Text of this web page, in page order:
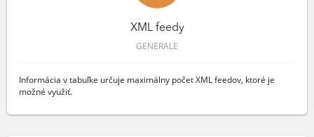
XML feedy
GENERALE
Informácia v tabuľke určuje maximálny počet XML feedov, ktoré je
možné využiť.